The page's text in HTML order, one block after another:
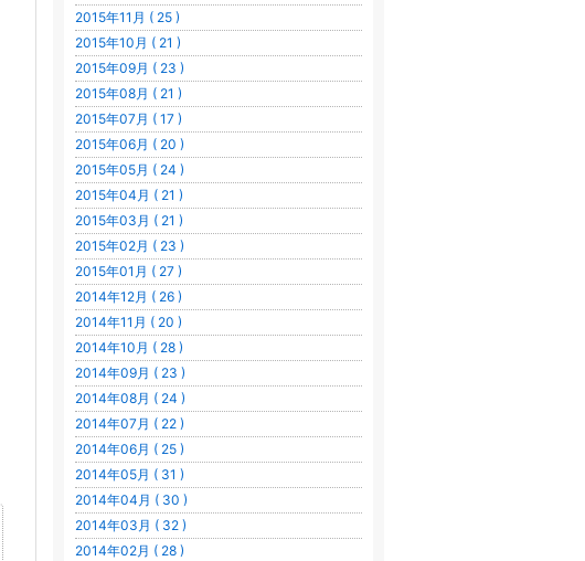
2015年11月 ( 25 )
2015年10月 ( 21 )
2015年09月 ( 23 )
2015年08月 ( 21 )
2015年07月 ( 17 )
2015年06月 ( 20 )
2015年05月 ( 24 )
2015年04月 ( 21 )
2015年03月 ( 21 )
2015年02月 ( 23 )
2015年01月 ( 27 )
2014年12月 ( 26 )
2014年11月 ( 20 )
2014年10月 ( 28 )
2014年09月 ( 23 )
2014年08月 ( 24 )
2014年07月 ( 22 )
2014年06月 ( 25 )
2014年05月 ( 31 )
2014年04月 ( 30 )
2014年03月 ( 32 )
2014年02月 ( 28 )